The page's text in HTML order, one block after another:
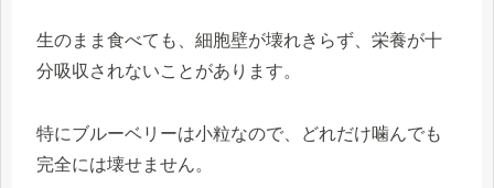
生のまま食べても、細胞壁が壊れきらず、栄養が十
分吸収されないことがあります。
特にブルーベリーは小粒なので、どれだけ噛んでも
完全には壊せません。